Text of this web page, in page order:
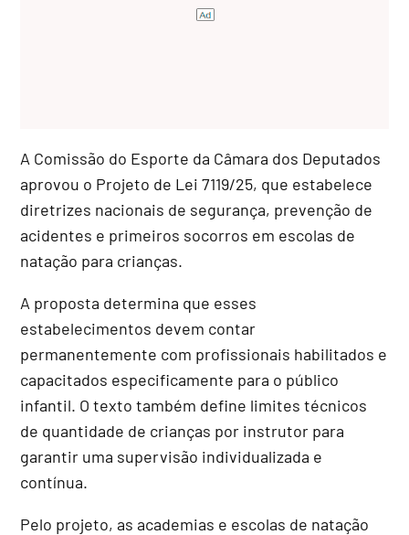
A Comissão do Esporte da Câmara dos Deputados
aprovou o Projeto de Lei 7119/25, que estabelece
diretrizes nacionais de segurança, prevenção de
acidentes e primeiros socorros em escolas de
natação para crianças.
A proposta determina que esses
estabelecimentos devem contar
permanentemente com profissionais habilitados e
capacitados especificamente para o público
infantil. O texto também define limites técnicos
de quantidade de crianças por instrutor para
garantir uma supervisão individualizada e
contínua.
Pelo projeto, as academias e escolas de natação